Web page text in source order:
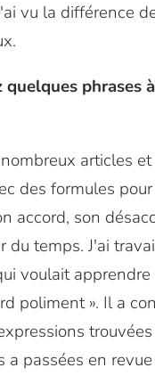
vu la différence
quelques phrases à
articles
des formules pour
accord, son
du temps. J'ai
voulait apprendre
poliment ». Il a
a passées en